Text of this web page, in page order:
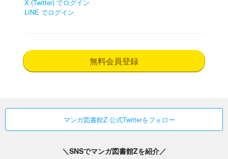
X (Twitter) でログイン
LINE でログイン
無料会員登録
マンガ図書館Z 公式Twitterをフォロー
＼SNSでマンガ図書館Zを紹介／